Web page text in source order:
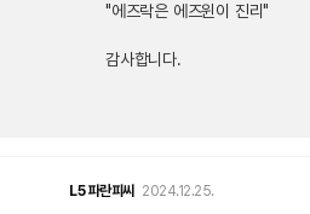
"에즈락은 에즈윈이 진리"
감사합니다.
L5파란피씨 2024.12.25.